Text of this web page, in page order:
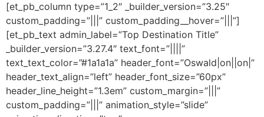
[et_pb_column type=”1_2″ _builder_version=”3.25″
custom_padding=”|||” custom_padding__hover=”|||”]
[et_pb_text admin_label=”Top Destination Title”
_builder_version=”3.27.4″ text_font=”||||”
text_text_color=”#1a1a1a” header_font=”Oswald|on||on|”
header_text_align=”left” header_font_size=”60px”
header_line_height=”1.3em” custom_margin=”|||”
custom_padding=”|||” animation_style=”slide”